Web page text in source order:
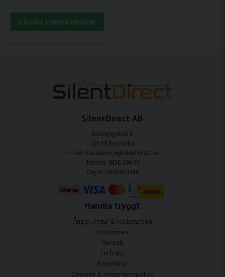
LÄGG I VARUKORGEN
SilentDirect AB
Nyängsgatan 6
295 39 Bromölla
E-mail: kundservice@silentdirect.se
Telefon: 0456-100 00
Org.nr: 559330-3166
Handla tryggt
Ånger, retur & reklamation
Omdömen
Garanti
Fri frakt
Köpvillkor
Cookies & integritetspolicy